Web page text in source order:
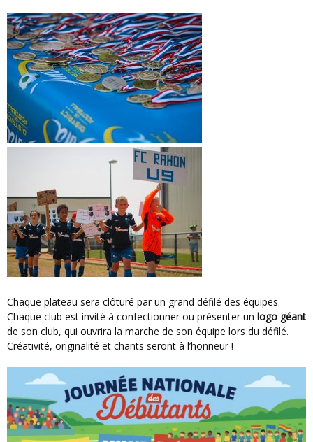
Chaque plateau sera clôturé par un grand défilé des équipes.
Chaque club est invité à confectionner ou présenter un logo géant
de son club, qui ouvrira la marche de son équipe lors du défilé.
Créativité, originalité et chants seront à l’honneur !